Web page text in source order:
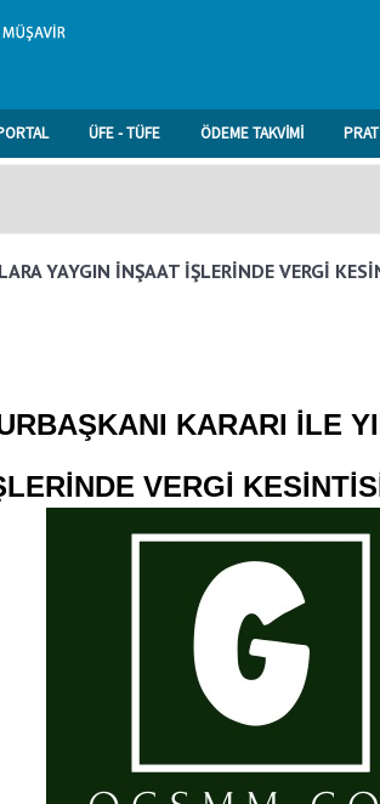
ÜFE - TÜFE ÖDEME TAKVİMİ
YAYGIN İNŞAAT İŞLERİNDE VERGİ
KARARI İLE
VERGİ